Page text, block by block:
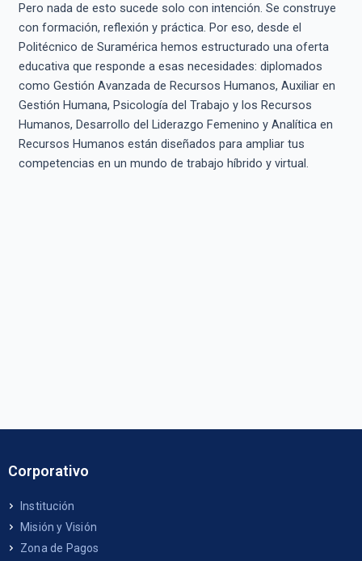
Pero nada de esto sucede solo con intención. Se construye
con formación, reflexión y práctica. Por eso, desde el
Politécnico de Suramérica hemos estructurado una oferta
educativa que responde a esas necesidades: diplomados
como Gestión Avanzada de Recursos Humanos, Auxiliar en
Gestión Humana, Psicología del Trabajo y los Recursos
Humanos, Desarrollo del Liderazgo Femenino y Analítica en
Recursos Humanos están diseñados para ampliar tus
competencias en un mundo de trabajo híbrido y virtual.
Corporativo
Institución
Misión y Visión
Zona de Pagos